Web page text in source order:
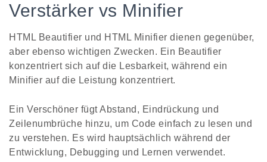
Verstärker vs Minifier
HTML Beautifier und HTML Minifier dienen gegenüber,
aber ebenso wichtigen Zwecken. Ein Beautifier
konzentriert sich auf die Lesbarkeit, während ein
Minifier auf die Leistung konzentriert.
Ein Verschöner fügt Abstand, Eindrückung und
Zeilenumbrüche hinzu, um Code einfach zu lesen und
zu verstehen. Es wird hauptsächlich während der
Entwicklung, Debugging und Lernen verwendet.